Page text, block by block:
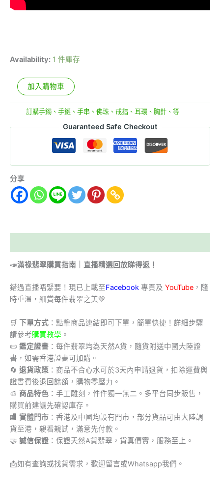
Availability: 1 件庫存
加入購物車
訂購手鐲、手鏈、手串、佛珠、戒指、耳環、胸針、等
Guaranteed Safe Checkout
分享
📣滿祿翡翠購買指南｜直播精選回放睇得返！
錯過直播唔緊要！現已上載至Facebook 專頁及 YouTube ，隨
時重溫，細賞每件翡翠之美💚
🛒 下單方式 ：點擊商品連結即可下單，簡單快捷！詳細步驟
請參考購買教學 。
📜 鑑定證書 ：每件翡翠均為天然A貨，隨貨附送中國大陸證
書，如需香港證書可加購。
🔄 退貨政策 ：商品不合心水可於3天內申請退貨，扣除運費與
證書費後退回餘額，購物零壓力。
🎨 商品特色 ：手工雕刻，件件獨一無二。多平台同步販售，
購買前建議先確認庫存。
🏬 實體門市 ：香港及中國均設有門市，部分貨品可由大陸調
貨至港，親看親試，滿意先付款。
🤝 誠信保證 ：保證天然A貨翡翠，貨真價實，服務至上。
📩如有查詢或找貨需求，歡迎留言或Whatsapp我們。